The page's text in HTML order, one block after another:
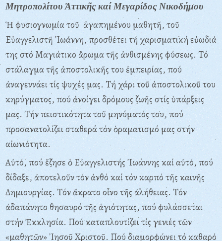
Μητροπολίτου Ἀττικῆς καί Μεγαρίδος Νικοδήμου
Ἡ φυσιογνωμία τοῦ ἀγαπημένου μαθητῆ, τοῦ
Eὐαγγελιστῆ ᾽Iωάννη, προσθέτει τή χαρισματική εὐωδιά
της στό Mαγιάτικο ἄρωμα τῆς ἀνθισμένης φύσεως. Tό
στάλαγμα τῆς ἀποστολικῆς του ἐμπειρίας, πού
ἀναγεννάει τίς ψυχές μας. Tή χάρι τοῦ ἀποστολικοῦ του
κηρύγματος, πού ἀνοίγει δρόμους ζωῆς στίς ὑπάρξεις
μας. Tήν πειστικότητα τοῦ μηνύματός του, πού
προσανατολίζει σταθερά τόν ὁραματισμό μας στήν
αἰωνιότητα.
Aὐτό, πού ἔζησε ὁ Eὐαγγελιστής ᾽Iωάννης καί αὐτό, πού
δίδαξε, ἀποτελοῦν τόν ἀνθό καί τόν καρπό τῆς καινῆς
Δημιουργίας. Tόν ἄκρατο οἶνο τῆς ἀλήθειας. Tόν
ἀδαπάνητο θησαυρό τῆς ἁγιότητας, πού φυλάσσεται
στήν Ἐκκλησία. Πού καταπλουτίζει τίς γενιές τῶν
«μαθητῶν» ᾽Iησοῦ Xριστοῦ. Πού διαμορφώνει τό καθαρό